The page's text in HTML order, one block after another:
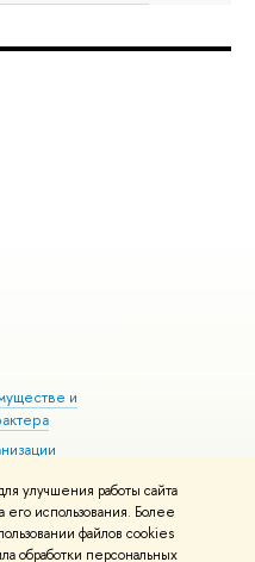
улучшения работы сайта
использования. Более
файлов cookies
обработки персональных
и
здоровья